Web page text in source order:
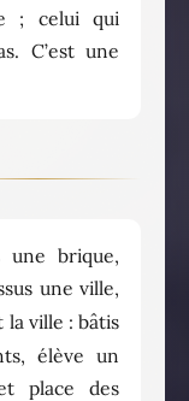
; celui qui
C’est une
une brique,
une ville,
la ville : bâtis
élève un
place des